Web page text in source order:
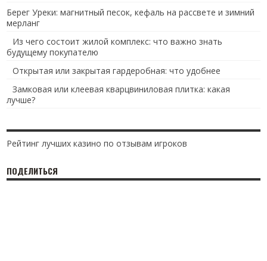
Берег Уреки: магнитный песок, кефаль на рассвете и зимний
мерланг
Из чего состоит жилой комплекс: что важно знать
будущему покупателю
Открытая или закрытая гардеробная: что удобнее
Замковая или клеевая кварцвиниловая плитка: какая
лучше?
Рейтинг лучших казино по отзывам игроков
ПОДЕЛИТЬСЯ